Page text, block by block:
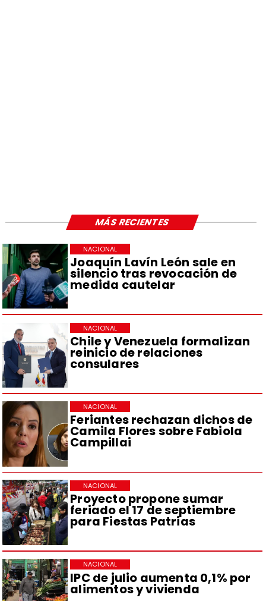
Joaquín Lavín León sale en
silencio tras revocación de
medida cautelar
NACIONAL
Chile y Venezuela formalizan
reinicio de relaciones
consulares
NACIONAL
Feriantes rechazan dichos de
Camila Flores sobre Fabiola
Campillai
NACIONAL
Proyecto propone sumar
feriado el 17 de septiembre
para Fiestas Patrias
NACIONAL
IPC de julio aumenta 0,1% por
alimentos y vivienda
NACIONAL
MÁS RECIENTES